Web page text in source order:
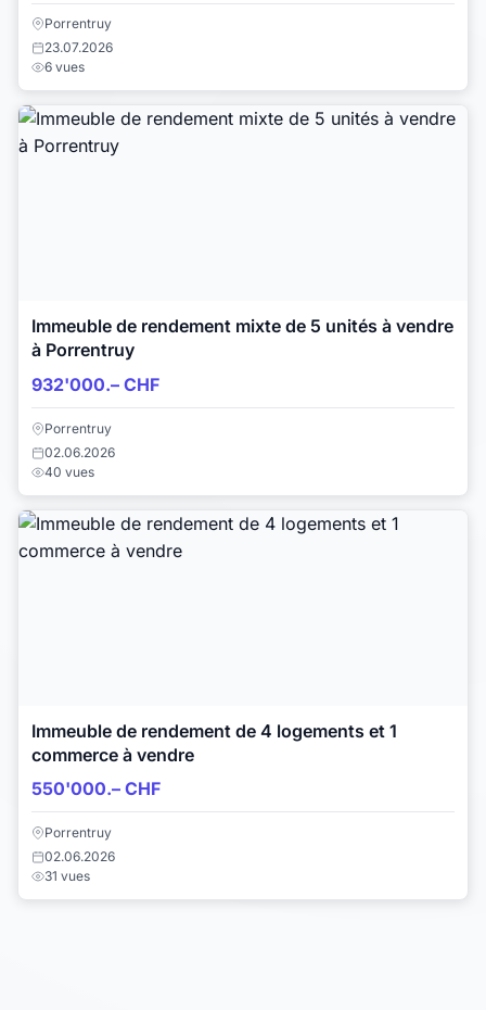
Porrentruy
23.07.2026
6 vues
Immeuble de rendement mixte de 5 unités à vendre
à Porrentruy
932'000.– CHF
Porrentruy
02.06.2026
40 vues
Immeuble de rendement de 4 logements et 1
commerce à vendre
550'000.– CHF
Porrentruy
02.06.2026
31 vues